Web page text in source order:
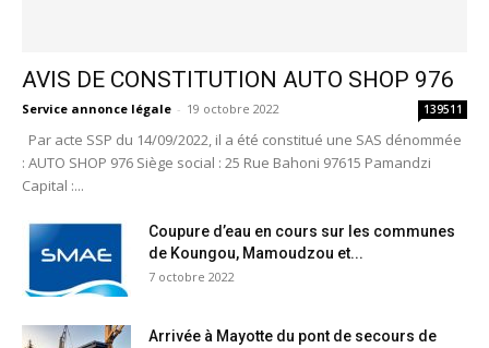
AVIS DE CONSTITUTION AUTO SHOP 976
Service annonce légale - 19 octobre 2022 139511
Par acte SSP du 14/09/2022, il a été constitué une SAS dénommée
: AUTO SHOP 976 Siège social : 25 Rue Bahoni 97615 Pamandzi
Capital :...
Coupure d’eau en cours sur les communes
de Koungou, Mamoudzou et...
7 octobre 2022
Arrivée à Mayotte du pont de secours de